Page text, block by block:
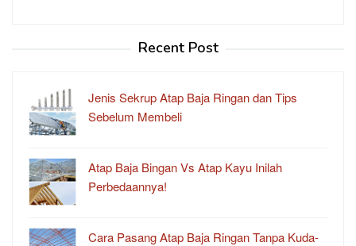
Recent Post
Jenis Sekrup Atap Baja Ringan dan Tips
Sebelum Membeli
Atap Baja Bingan Vs Atap Kayu Inilah
Perbedaannya!
Cara Pasang Atap Baja Ringan Tanpa Kuda-